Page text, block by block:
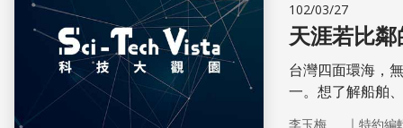
102/03/27
天涯若比
台灣四面環海，
一。想了解船舶
李玉梅 ｜ 特約編